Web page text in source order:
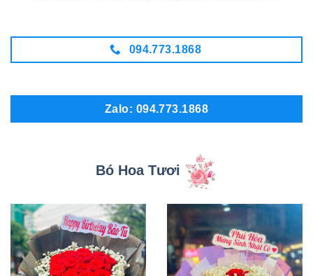
094.773.1868
Zalo: 094.773.1868
Bó Hoa Tươi